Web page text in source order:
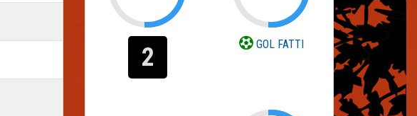
2 GOL FATTI